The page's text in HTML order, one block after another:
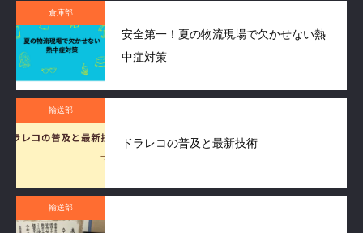
倉庫部
安全第一！夏の物流現場で欠かせない熱
中症対策
輸送部
ドラレコの普及と最新技術
輸送部